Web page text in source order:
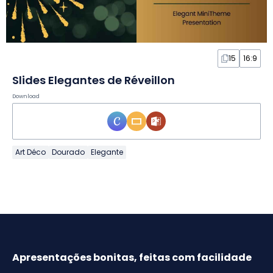
15 16:9
Slides Elegantes de Réveillon
Download
Art Déco Dourado Elegante
Apresentações bonitas, feitas com facilidade